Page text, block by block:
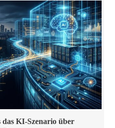
KI-Szenario über